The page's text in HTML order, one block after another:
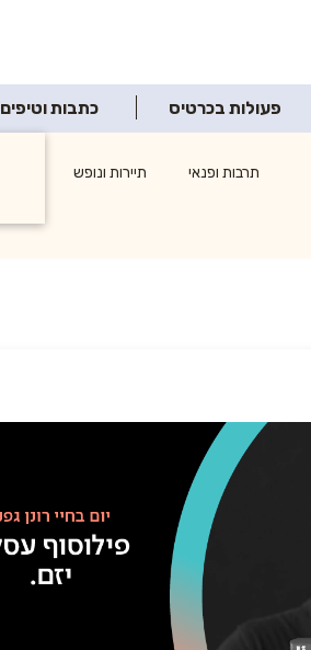
פעולות בכרטיס כתבות וטיפים
תרבות ופנאי תיירות ונופש